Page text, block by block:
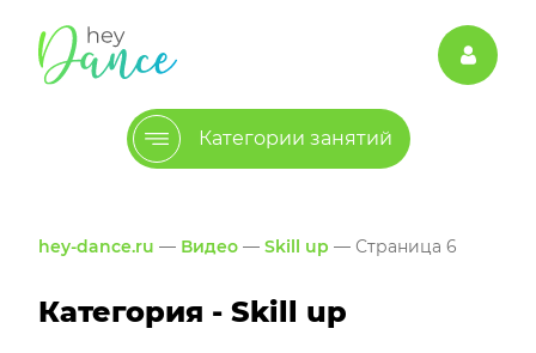
Категории занятий
hey-dance.ru — Видео — Skill up — Страница 6
Категория - Skill up